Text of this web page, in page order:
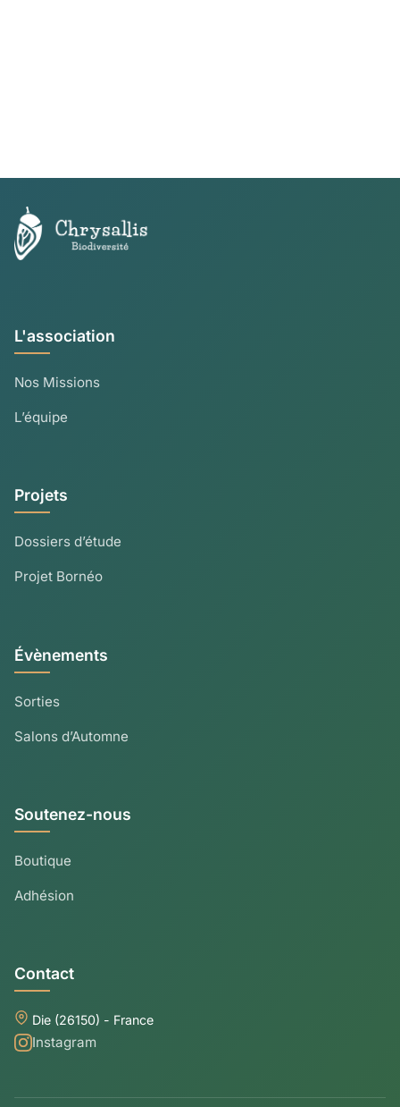
L'association
Nos Missions
L’équipe
Projets
Dossiers d’étude
Projet Bornéo
Évènements
Sorties
Salons d’Automne
Soutenez-nous
Boutique
Adhésion
Contact
Die (26150) - France
Instagram